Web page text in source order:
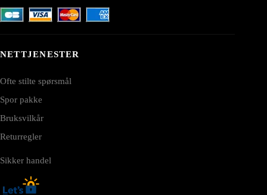
NETTJENESTER
Ofte stilte spørsmål
Spor pakke
Bruksvilkår
Returregler
Sikker handel